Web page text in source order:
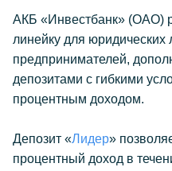
АКБ «Инвестбанк» (ОАО)
линейку для
предпринимателей,
депозитами с гибкими
процентным доходом.
Депозит «Лидер»
процентный доход в